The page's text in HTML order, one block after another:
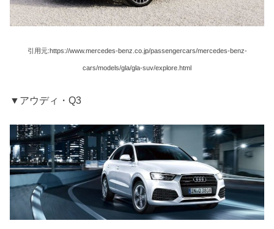
引用元:https://www.mercedes-benz.co.jp/passengercars/mercedes-benz-
cars/models/gla/gla-suv/explore.html
▼アウディ・Q3